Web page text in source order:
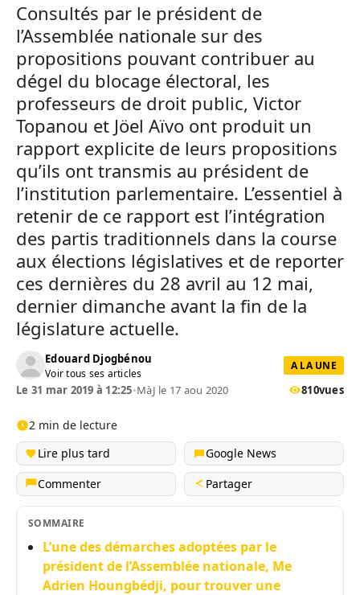
Consultés par le président de
l’Assemblée nationale sur des
propositions pouvant contribuer au
dégel du blocage électoral, les
professeurs de droit public, Victor
Topanou et Jöel Aïvo ont produit un
rapport explicite de leurs propositions
qu’ils ont transmis au président de
l’institution parlementaire. L’essentiel à
retenir de ce rapport est l’intégration
des partis traditionnels dans la course
aux élections législatives et de reporter
ces dernières du 28 avril au 12 mai,
dernier dimanche avant la fin de la
législature actuelle.
Edouard Djogbénou
Voir tous ses articles
A LA UNE
Le 31 mar 2019 à 12:25•MàJ le 17 aou 2020 810vues
2 min de lecture
Lire plus tard
Google News
Commenter
Partager
SOMMAIRE
L’une des démarches adoptées par le
président de l’Assemblée nationale, Me
Adrien Houngbédji, pour trouver une